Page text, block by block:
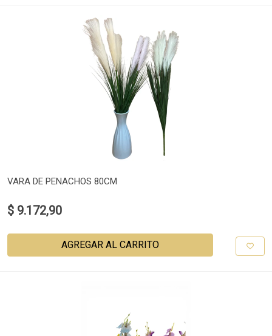
VARA DE PENACHOS 80CM
$ 9.172,90
AGREGAR AL CARRITO